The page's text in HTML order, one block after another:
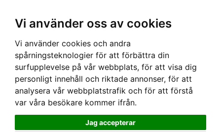
Vi använder oss av cookies
Vi använder cookies och andra
spårningsteknologier för att förbättra din
surfupplevelse på vår webbplats, för att visa dig
personligt innehåll och riktade annonser, för att
analysera vår webbplatstrafik och för att förstå
var våra besökare kommer ifrån.
Jag accepterar
Hem› BARN›HÄNGSLEN› BARN HÄNGSLEN - DÖSKALLE BLÅ